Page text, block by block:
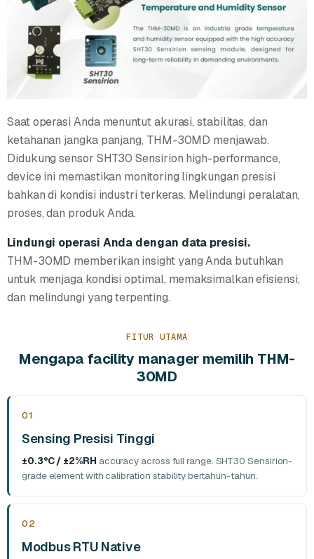
Saat operasi Anda menuntut akurasi, stabilitas, dan
ketahanan jangka panjang, THM-30MD menjawab.
Didukung sensor SHT30 Sensirion high-performance,
device ini memastikan monitoring lingkungan presisi
bahkan di kondisi industri terkeras. Melindungi peralatan,
proses, dan produk Anda.
Lindungi operasi Anda dengan data presisi.
THM-30MD memberikan insight yang Anda butuhkan
untuk menjaga kondisi optimal, memaksimalkan efisiensi,
dan melindungi yang terpenting.
FITUR UTAMA
Mengapa facility manager memilih THM-
30MD
01
Sensing Presisi Tinggi
±0.3°C / ±2%RH accuracy across full range. SHT30 Sensirion-
grade element with calibration stability bertahun-tahun.
02
Modbus RTU Native